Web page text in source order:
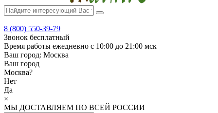
8 (800) 550-39-79
Звонок бесплатный
Время работы ежедневно с 10:00 до 21:00 мск
Ваш город: Москва
Ваш город
Москва?
Нет
Да
×
МЫ ДОСТАВЛЯЕМ ПО ВСЕЙ РОССИИ